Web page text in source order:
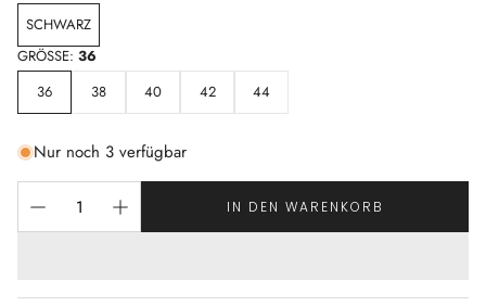
SCHWARZ
GRÖSSE: 36
36
38 40 42 44
Nur noch 3 verfügbar
IN DEN WARENKORB